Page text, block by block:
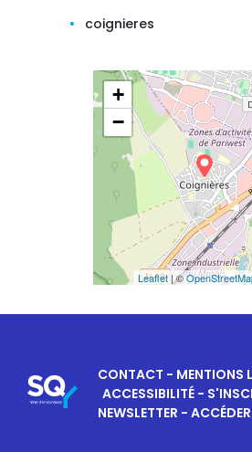
coignieres
+
−
Leaflet| ©
CONTACT - MENTIONS
ACCESSIBILITÉ-
NEWSLETTER -